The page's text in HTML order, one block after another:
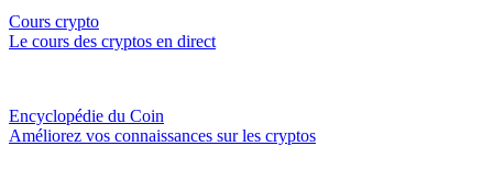
Cours crypto
Le cours des cryptos en direct
Encyclopédie du Coin
Améliorez vos connaissances sur les cryptos